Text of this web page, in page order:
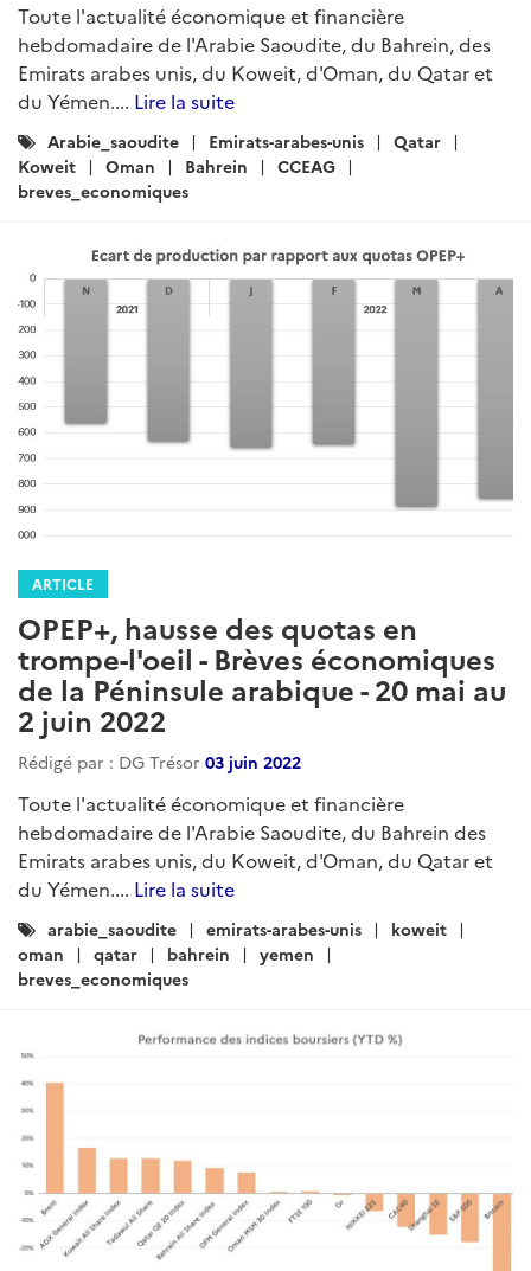
Toute l'actualité économique et financière
hebdomadaire de l'Arabie Saoudite, du Bahrein, des
Emirats arabes unis, du Koweit, d'Oman, du Qatar et
du Yémen.... Lire la suite
Catégories
:
Arabie_saoudite Emirats-arabes-unis
Qatar
Koweit
Oman Bahrein
CCEAG
breves_economiques
ARTICLE
OPEP+, hausse des quotas en
trompe-l'oeil - Brèves économiques
de la Péninsule arabique - 20 mai au
2 juin 2022
Rédigé par : DG Trésor 03 juin 2022
Toute l'actualité économique et financière
hebdomadaire de l'Arabie Saoudite, du Bahrein des
Emirats arabes unis, du Koweit, d'Oman, du Qatar et
du Yémen.... Lire la suite
Catégories
:
arabie_saoudite emirats-arabes-unis
koweit
oman
qatar bahrein
yemen
breves_economiques